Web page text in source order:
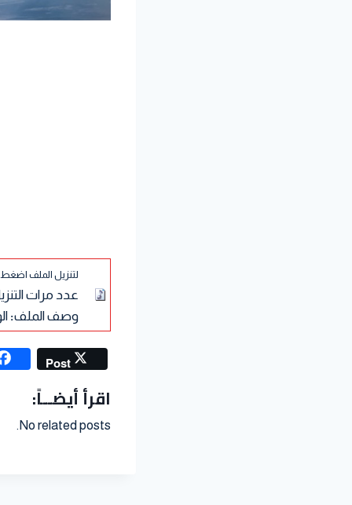
لتنزيل الملف
عدد مرات
وصف الملف:
Post
اقرأ أيضــاً:
No related posts.